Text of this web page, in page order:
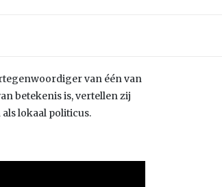
van één van
betekenis is, vertellen zij
lokaal politicus.